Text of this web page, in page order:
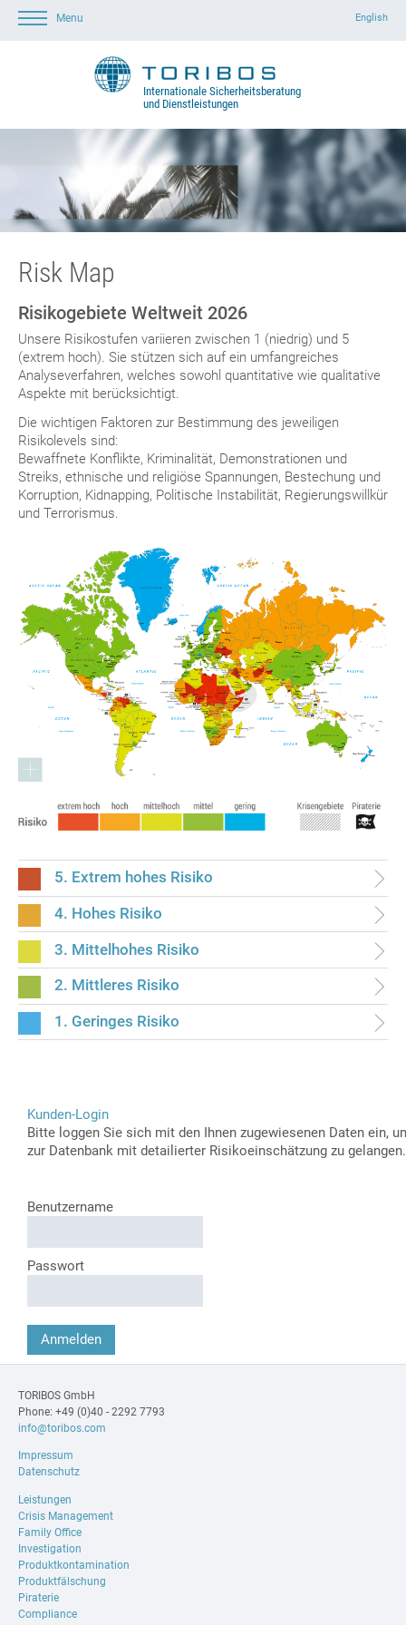
English
Internationale Sicherheitsberatung
und Dienstleistungen
Menu
Risk Map
Risikogebiete Weltweit 2026
Unsere Risikostufen variieren zwischen 1 (niedrig) und 5
(extrem hoch). Sie stützen sich auf ein umfangreiches
Analyseverfahren, welches sowohl quantitative wie qualitative
Aspekte mit berücksichtigt.
Die wichtigen Faktoren zur Bestimmung des jeweiligen
Risikolevels sind:
Bewaffnete Konflikte, Kriminalität, Demonstrationen und
Streiks, ethnische und religiöse Spannungen, Bestechung und
Korruption, Kidnapping, Politische Instabilität, Regierungswillkür
und Terrorismus.
5. Extrem hohes Risiko
4. Hohes Risiko
3. Mittelhohes Risiko
2. Mittleres Risiko
1. Geringes Risiko
Kunden-Login
Bitte loggen Sie sich mit den Ihnen zugewiesenen Daten ein,
zur Datenbank mit detailierter Risikoeinschätzung zu gelangen.
Benutzername
Passwort
Anmelden
TORIBOS GmbH
Phone: +49 (0)40 - 2292 7793
info@toribos.com
Impressum
Datenschutz
Leistungen
Crisis Management
Family Office
Investigation
Produktkontamination
Produktfälschung
Piraterie
Compliance